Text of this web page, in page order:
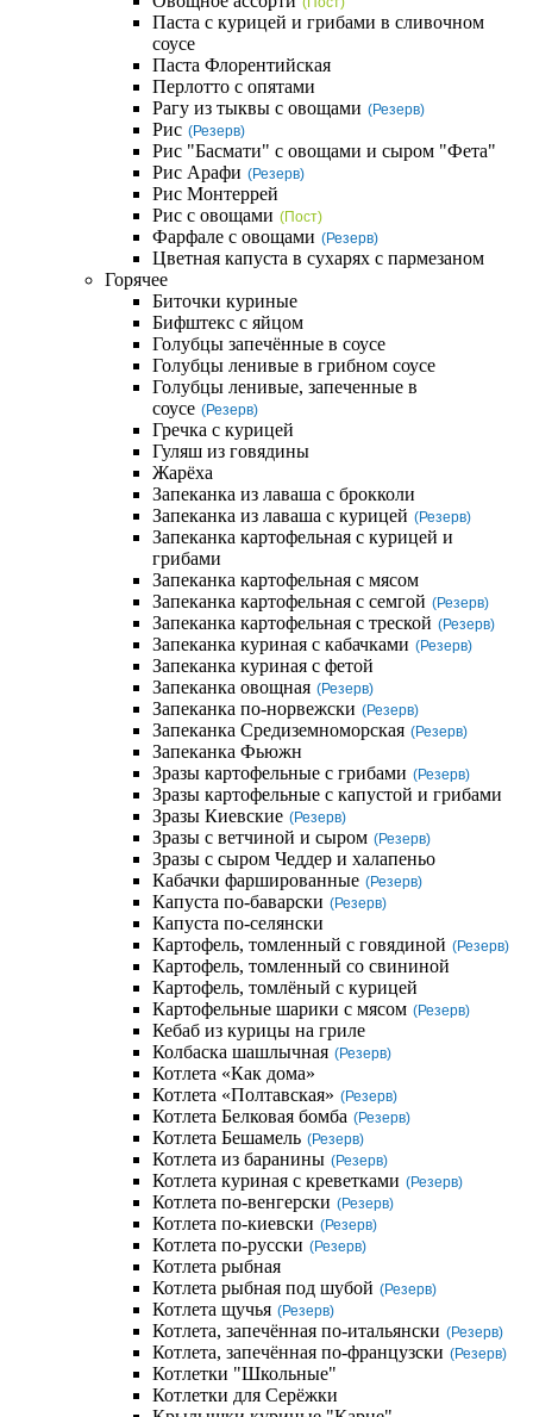
Паста с курицей и грибами в сливочном
соусе
Паста Флорентийская
Перлотто с опятами
Рагу из тыквы с овощами (Резерв)
Рис (Резерв)
Рис "Басмати" с овощами и сыром "Фета"
Рис Арафи (Резерв)
Рис Монтеррей
Рис с овощами (Пост)
Фарфале с овощами (Резерв)
Цветная капуста в сухарях с пармезаном
Горячее
Биточки куриные
Бифштекс с яйцом
Голубцы запечённые в соусе
Голубцы ленивые в грибном соусе
Голубцы ленивые, запеченные в
соусе (Резерв)
Гречка с курицей
Гуляш из говядины
Жарёха
Запеканка из лаваша с брокколи
Запеканка из лаваша с курицей (Резерв)
Запеканка картофельная с курицей и
грибами
Запеканка картофельная с мясом
Запеканка картофельная с семгой (Резерв)
Запеканка картофельная с треской (Резерв)
Запеканка куриная с кабачками (Резерв)
Запеканка куриная с фетой
Запеканка овощная (Резерв)
Запеканка по-норвежски (Резерв)
Запеканка Средиземноморская (Резерв)
Запеканка Фьюжн
Зразы картофельные с грибами (Резерв)
Зразы картофельные с капустой и грибами
Зразы Киевские (Резерв)
Зразы с ветчиной и сыром (Резерв)
Зразы с сыром Чеддер и халапеньо
Кабачки фаршированные (Резерв)
Капуста по-баварски (Резерв)
Капуста по-селянски
Картофель, томленный с говядиной (Резерв)
Картофель, томленный со свининой
Картофель, томлёный с курицей
Картофельные шарики с мясом (Резерв)
Кебаб из курицы на гриле
Колбаска шашлычная (Резерв)
Котлета «Как дома»
Котлета «Полтавская» (Резерв)
Котлета Белковая бомба (Резерв)
Котлета Бешамель (Резерв)
Котлета из баранины (Резерв)
Котлета куриная с креветками (Резерв)
Котлета по-венгерски (Резерв)
Котлета по-киевски (Резерв)
Котлета по-русски (Резерв)
Котлета рыбная
Котлета рыбная под шубой (Резерв)
Котлета щучья (Резерв)
Котлета, запечённая по-итальянски (Резерв)
Котлета, запечённая по-французски (Резерв)
Котлетки "Школьные"
Котлетки для Серёжки